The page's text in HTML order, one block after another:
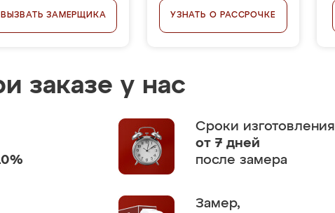
ВЫЗВАТЬ ЗАМЕРЩИКА УЗНАТЬ О РАССРОЧКЕ
заказе у нас
Сроки изготовления
от 7 дней
после замера
Замер,